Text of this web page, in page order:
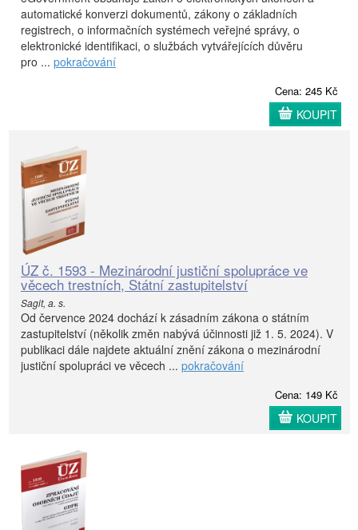
automatické konverzi dokumentů, zákony o základních
registrech, o informačních systémech veřejné správy, o
elektronické identifikaci, o službách vytvářejících důvěru
pro ... pokračování
Cena: 245 Kč
KOUPIT
ÚZ č. 1593 - Mezinárodní justiční spolupráce ve
věcech trestních, Státní zastupitelství
Sagit, a. s.
Od července 2024 dochází k zásadním zákona o státním
zastupitelství (několik změn nabývá účinnosti již 1. 5. 2024). V
publikaci dále najdete aktuální znění zákona o mezinárodní
justiční spolupráci ve věcech ... pokračování
Cena: 149 Kč
KOUPIT